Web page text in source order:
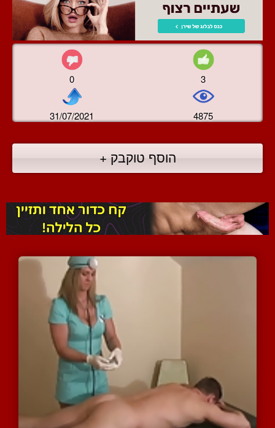
0 3
31/07/2021 4875
הוסף טוקבק +